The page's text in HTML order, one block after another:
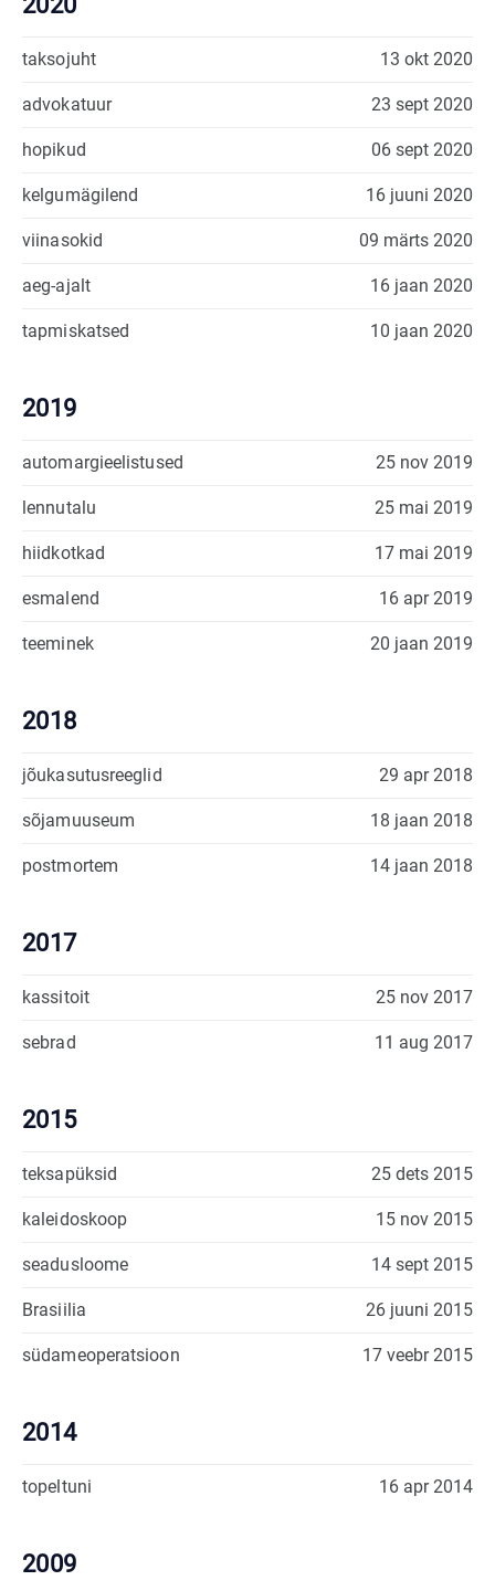
taksojuht 13 okt 2020
advokatuur 23 sept 2020
hopikud 06 sept 2020
kelgumägilend 16 juuni 2020
viinasokid 09 märts 2020
aeg-ajalt 16 jaan 2020
tapmiskatsed 10 jaan 2020
2019
automargieelistused 25 nov 2019
lennutalu 25 mai 2019
hiidkotkad 17 mai 2019
esmalend 16 apr 2019
teeminek 20 jaan 2019
2018
jõukasutusreeglid 29 apr 2018
sõjamuuseum 18 jaan 2018
postmortem 14 jaan 2018
2017
kassitoit 25 nov 2017
sebrad 11 aug 2017
2015
teksapüksid 25 dets 2015
kaleidoskoop 15 nov 2015
seadusloome 14 sept 2015
Brasiilia 26 juuni 2015
südameoperatsioon 17 veebr 2015
2014
topeltuni 16 apr 2014
2009